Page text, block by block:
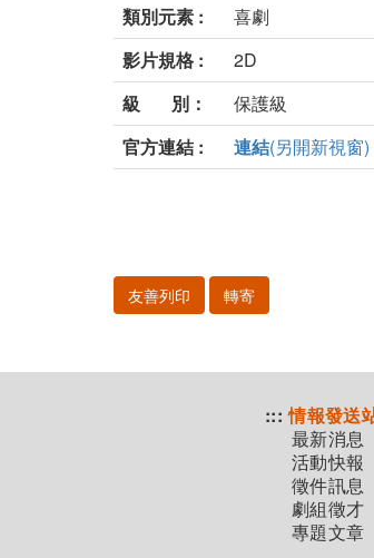
類別元素 :
喜劇
影片規格 :
2D
級 別：
保護級
官方連結 :
連結(另開新視窗)
友善列印 轉寄
::: 情報發送
最新消息
活動快報
徵件訊息
劇組徵才
專題文章